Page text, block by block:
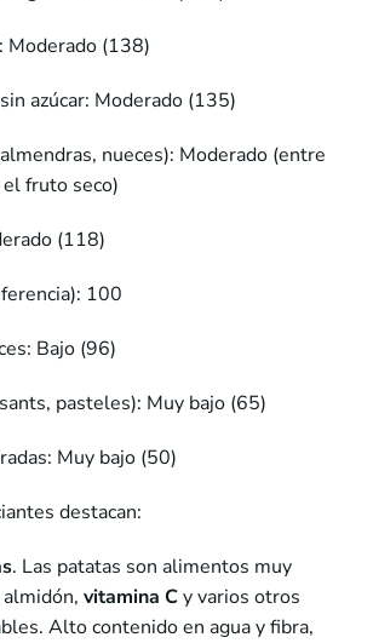
Moderado (138)
azúcar: Moderado (135)
nueces): Moderado (entre
fruto seco)
(118)
100
Bajo (96)
pasteles): Muy bajo (65)
Muy bajo (50)
destacan:
. Las patatas son alimentos muy
vitamina Cy varios otros
Alto contenido en agua y fibra,